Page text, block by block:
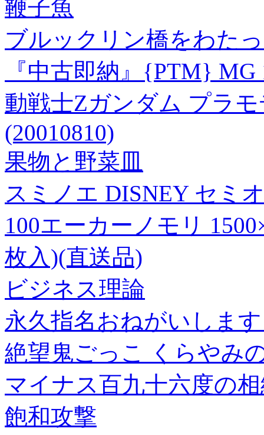
鞭子魚
ブルックリン橋をわた
『中古即納』{PTM}
動戦士Zガンダム プラ
(20010810)
果物と野菜皿
スミノエ DISNEY セミ
100エーカーノモリ
枚入)(直送品)
ビジネス理論
永久指名おねがいしま
絶望鬼ごっこ くらやみ
マイナス百九十六度の
飽和攻撃